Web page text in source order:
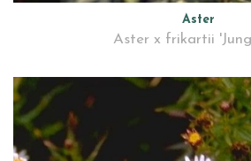
Aster
Aster x frikartii